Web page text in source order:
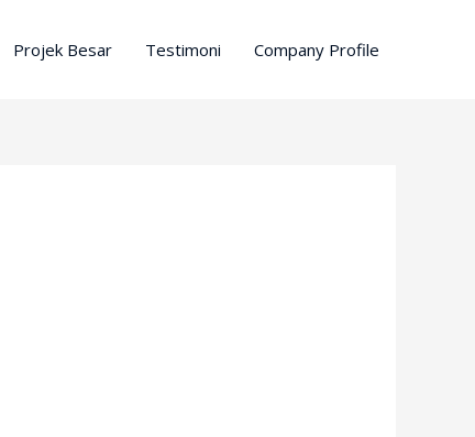
Projek Besar Testimoni Company Profile